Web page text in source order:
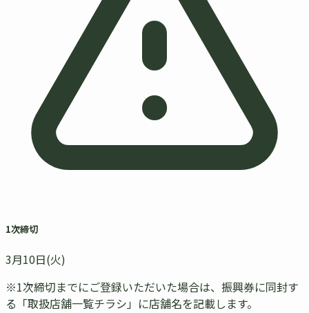
1次締切
3月10日(火)
※1次締切までにご登録いただいた場合は、 振興券に同封す
る「取扱店舗一覧チラシ」に店舗名を記載します。